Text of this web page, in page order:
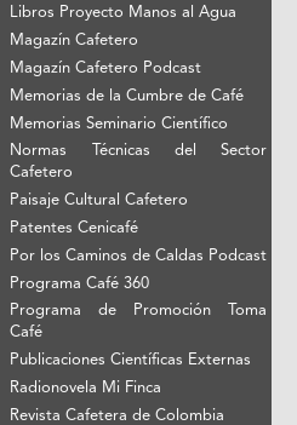
Libros Proyecto Manos al Agua
Magazín Cafetero
Magazín Cafetero Podcast
Memorias de la Cumbre de Café
Memorias Seminario Científico
Normas Técnicas del Sector
Cafetero
Paisaje Cultural Cafetero
Patentes Cenicafé
Por los Caminos de Caldas Podcast
Programa Café 360
Programa de Promoción Toma
Café
Publicaciones Científicas Externas
Radionovela Mi Finca
Revista Cafetera de Colombia